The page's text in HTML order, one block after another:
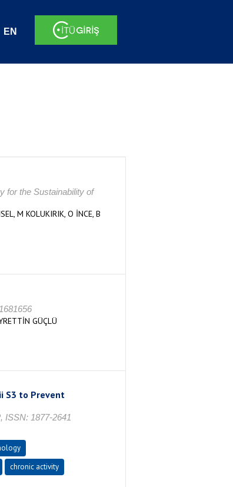
EN
for the Sustainability of
M KOLUKIRIK, O İNCE, B
GÜÇLÜ
S3 to Prevent
ISSN: 1877-2641
chronic activity